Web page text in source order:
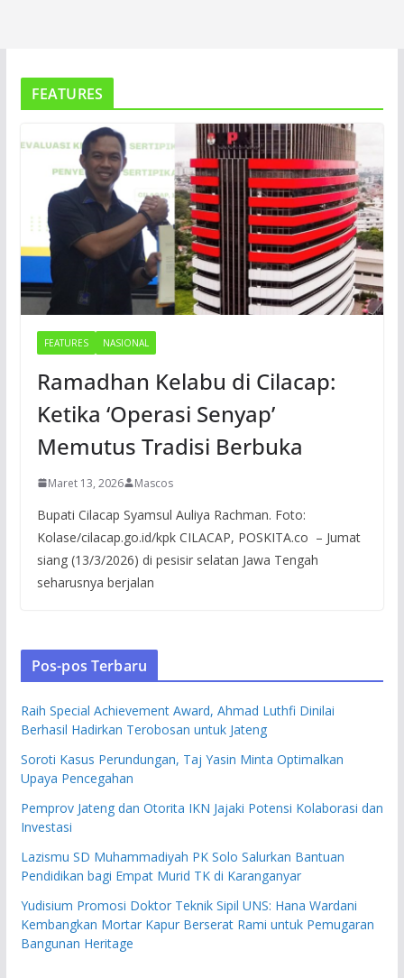
FEATURES
FEATURES NASIONAL
Ramadhan Kelabu di Cilacap:
Ketika ‘Operasi Senyap’
Memutus Tradisi Berbuka
Maret 13, 2026 Mascos
Bupati Cilacap Syamsul Auliya Rachman. Foto:
Kolase/cilacap.go.id/kpk CILACAP, POSKITA.co – Jumat
siang (13/3/2026) di pesisir selatan Jawa Tengah
seharusnya berjalan
Pos-pos Terbaru
Raih Special Achievement Award, Ahmad Luthfi Dinilai
Berhasil Hadirkan Terobosan untuk Jateng
Soroti Kasus Perundungan, Taj Yasin Minta Optimalkan
Upaya Pencegahan
Pemprov Jateng dan Otorita IKN Jajaki Potensi Kolaborasi dan
Investasi
Lazismu SD Muhammadiyah PK Solo Salurkan Bantuan
Pendidikan bagi Empat Murid TK di Karanganyar
Yudisium Promosi Doktor Teknik Sipil UNS: Hana Wardani
Kembangkan Mortar Kapur Berserat Rami untuk Pemugaran
Bangunan Heritage